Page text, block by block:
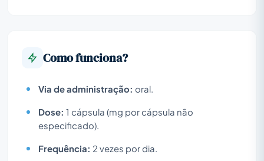
Como funciona?
Via de administração: oral.
Dose: 1 cápsula (mg por cápsula não
especificado).
Frequência: 2 vezes por dia.